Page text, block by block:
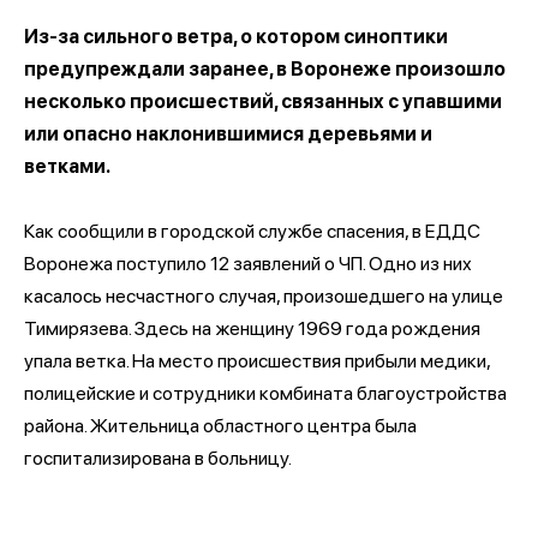
Из-за сильного ветра, о котором синоптики
предупреждали заранее, в Воронеже произошло
несколько происшествий, связанных с упавшими
или опасно наклонившимися деревьями и
ветками.
Как сообщили в городской службе спасения, в ЕДДС
Воронежа поступило 12 заявлений о ЧП. Одно из них
касалось несчастного случая, произошедшего на улице
Тимирязева. Здесь на женщину 1969 года рождения
упала ветка. На место происшествия прибыли медики,
полицейские и сотрудники комбината благоустройства
района. Жительница областного центра была
госпитализирована в больницу.